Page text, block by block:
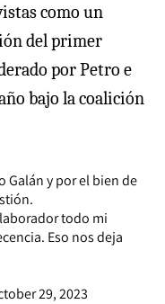
como un
del primer
por Petro e
bajo la coalición
Galán y por el bien de
todo mi
Eso nos deja
29, 2023